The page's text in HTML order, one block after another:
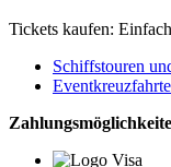
Tickets kaufen:
Schiffstouren